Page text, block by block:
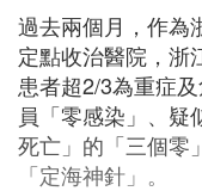
過去兩個月，作為
定點收治醫院，浙
患者超2/3為重症
員「零感染」、疑
死亡」的「三個零
「定海神針」。